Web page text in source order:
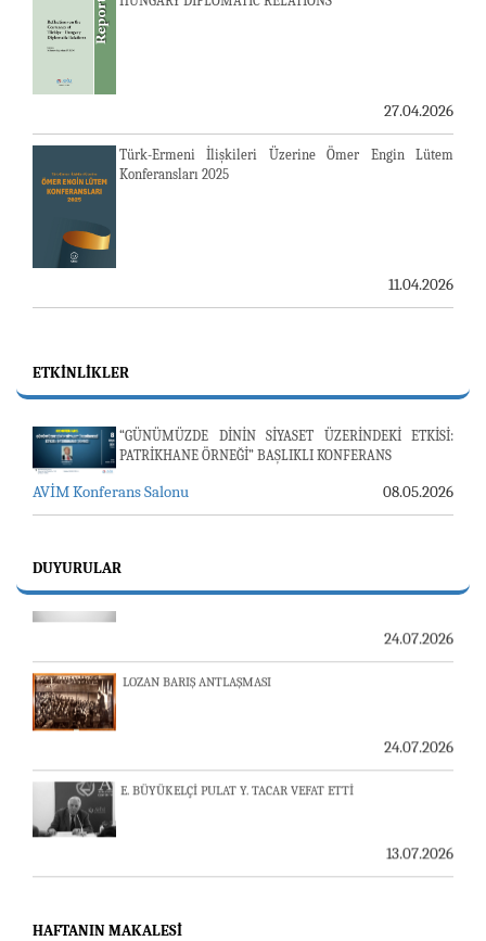
27.04.2026
Türk-Ermeni İlişkileri Üzerine Ömer Engin Lütem
Konferansları 2025
11.04.2026
ETKINLIKLER
“GÜNÜMÜZDE DİNİN SİYASET ÜZERİNDEKİ ETKİSİ:
PATRİKHANE ÖRNEĞİ” BAŞLIKLI KONFERANS
AVİM Konferans Salonu 08.05.2026
DUYURULARBÜLTEN
24.07.2026
"REVIEW OF ARMENIAN STUDIES (RAS)" DERGİSİ'NİN
53’ÜNCÜ SAYISI YAYINLANDI
HAFTANIN MAKALESI